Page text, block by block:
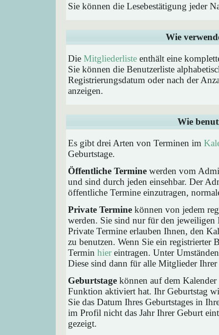
Sie können die Lesebestätigung jeder
Wie
Die Mitgliederliste enthält eine
Sie können die Benutzerliste
Registrierungsdatum oder nach der
anzeigen.
Wie
Es gibt drei Arten von Terminen im
Geburtstage.
Öffentliche Termine werden vom
und sind durch jeden einsehbar. Der
öffentliche Termine einzutragen,
Private Termine können von jedem
werden. Sie sind nur für den jeweiligen
Private Termine erlauben Ihnen, den
zu benutzen. Wenn Sie ein registrierter
Termin hiereintragen. Unter
Diese sind dann für alle Mitglieder
Geburtstage können auf dem
Funktion aktiviert hat. Ihr Geburtstag
Sie das Datum Ihres Geburtstages in
im Profil nicht das Jahr Ihrer Geburt
gezeigt.